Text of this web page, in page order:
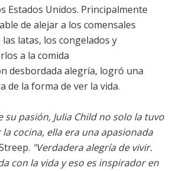
Estados Unidos. Principalmente
de alejar a los comensales
latas, los congelados y
a la comida
desbordada alegría, logró una
de la forma de ver la vida.
su pasión, Julia Child no solo la tuvo
cocina, ella era una apasionada
"Verdadera alegría de vivir.
con la vida y eso es inspirador en